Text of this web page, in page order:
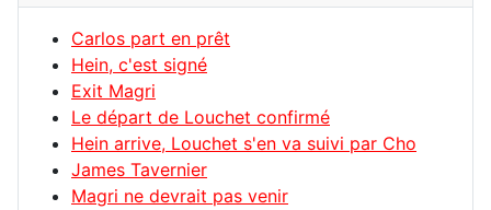
Carlos part en prêt
Hein, c'est signé
Exit Magri
Le départ de Louchet confirmé
Hein arrive, Louchet s'en va suivi par Cho
James Tavernier
Magri ne devrait pas venir